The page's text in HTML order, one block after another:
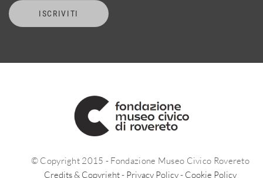
ISCRIVITI
© Copyright 2015 - Fondazione Museo Civico Rovereto
Credits & Copyright- Privacy Policy- Cookie Policy